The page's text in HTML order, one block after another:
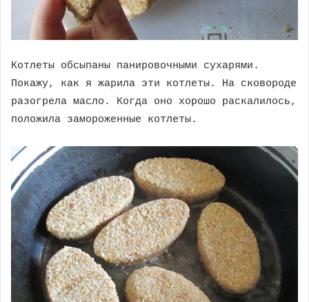
Котлеты обсыпаны панировочными сухарями.
Покажу, как я жарила эти котлеты. На сковороде
разогрела масло. Когда оно хорошо раскалилось,
положила замороженные котлеты.